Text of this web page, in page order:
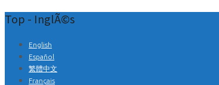
Top - InglÃ©s
English
Español
繁體中文
Français